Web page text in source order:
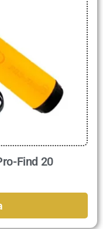
Find 20